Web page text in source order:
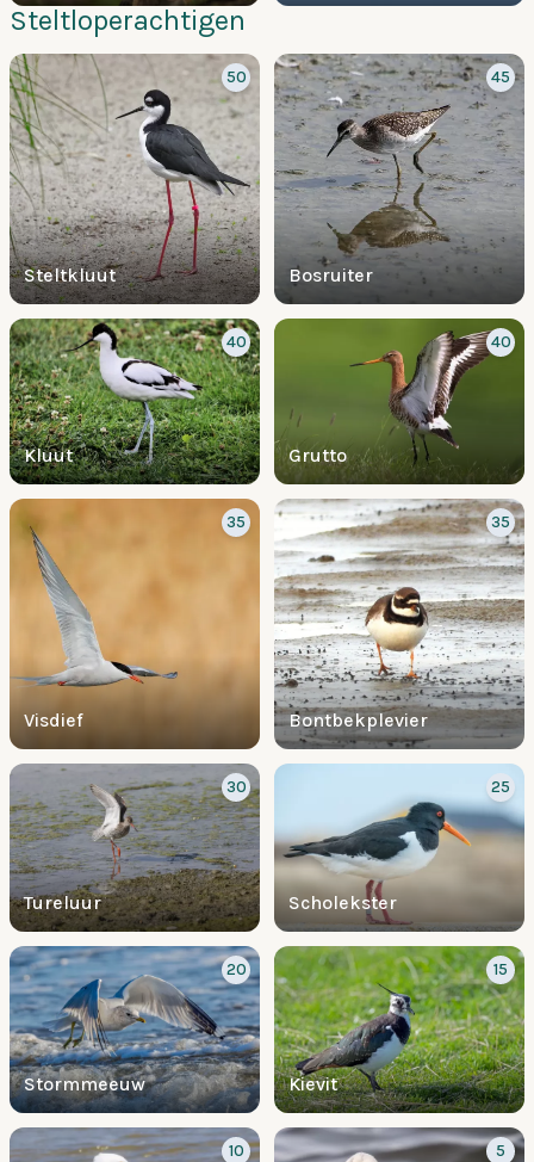
Steltloperachtigen
Steltkluut
50
Bosruiter
45
Kluut
40
Grutto
40
Visdief
35
Bontbekplevier
35
Tureluur
30
Scholekster
25
Stormmeeuw
20
Kievit
15
10 5